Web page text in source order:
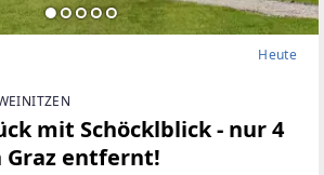
Heute
mit Schöcklblick - nur 4
entfernt!